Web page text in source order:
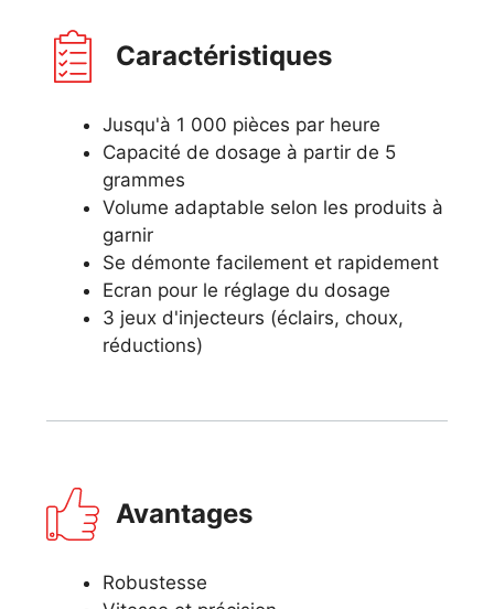
Caractéristiques
Jusqu'à 1 000 pièces par heure
Capacité de dosage à partir de 5
grammes
Volume adaptable selon les produits à
garnir
Se démonte facilement et rapidement
Ecran pour le réglage du dosage
3 jeux d'injecteurs (éclairs, choux,
réductions)
Avantages
Robustesse